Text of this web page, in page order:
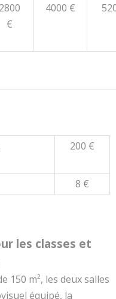
2800
€
4000 €
200 €
8 €
les classes et
150 m², les deux salles
équipé, la